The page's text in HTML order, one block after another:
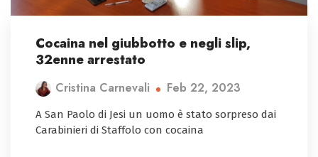
Cocaina nel giubbotto e negli slip,
32enne arrestato
Cristina Carnevali Feb 22, 2023
A San Paolo di Jesi un uomo è stato sorpreso dai
Carabinieri di Staffolo con cocaina